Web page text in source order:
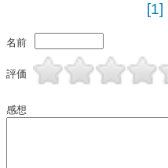
[1]
名前
評価
感想